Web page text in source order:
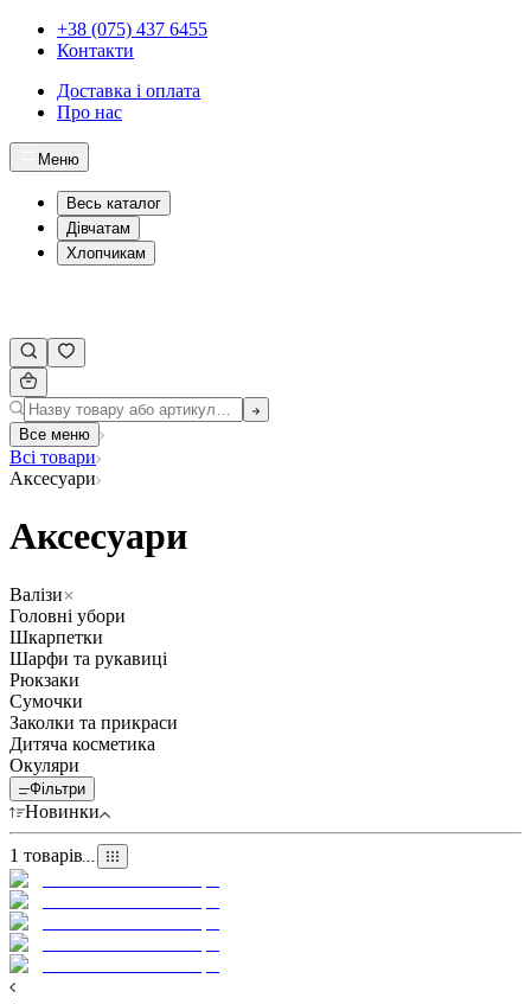
+38 (075) 437 6455
Контакти
Доставка і оплата
Про нас
Меню
Весь каталог
Дівчатам
Хлопчикам
Все меню
Всі товари
Аксесуари
Аксесуари
Валізи
Головні убори
Шкарпетки
Шарфи та рукавиці
Рюкзаки
Сумочки
Заколки та прикраси
Дитяча косметика
Окуляри
Фільтри
Новинки
1 товарів